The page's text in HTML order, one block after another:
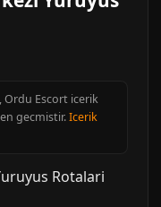
Ordu Escort icerik
gecmistir.Icerik